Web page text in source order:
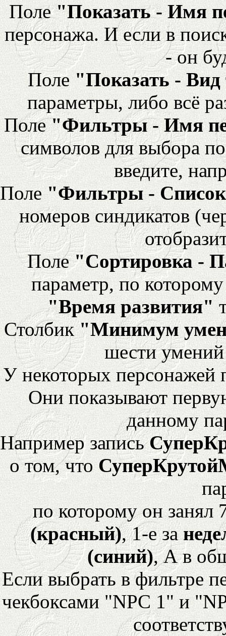
Поле"Показать - Имя
персонажа. И если в
- он
Поле "Показать -
параметры, либо всё
Поле"Фильтры - Имя
символов для выбора
введите,
Поле "Фильтры -
номеров синдикатов
Поле"Сортировка -
параметр, по
"Время развития"
Столбик"Минимум
шести
У некоторых персонажей
Они показывают
данному
Например запись
о том, что
по которому он
(красный), 1-е за
(синий), А в
Если выбрать в фильтре
чекбоксами "NPC 1" и